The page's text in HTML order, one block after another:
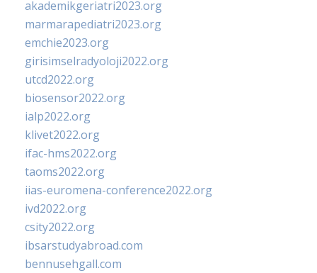
akademikgeriatri2023.org
marmarapediatri2023.org
emchie2023.org
girisimselradyoloji2022.org
utcd2022.org
biosensor2022.org
ialp2022.org
klivet2022.org
ifac-hms2022.org
taoms2022.org
iias-euromena-conference2022.org
ivd2022.org
csity2022.org
ibsarstudyabroad.com
bennusehgall.com